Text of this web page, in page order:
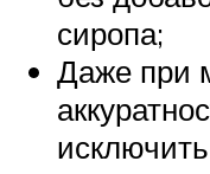
сиропа;
Даже при